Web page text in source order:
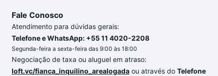
Fale Conosco
Atendimento para dúvidas gerais:
Telefone e WhatsApp: +55 11 4020-2208
Segunda-feira a sexta-feira das 9:00 às 18:00
Negociação de taxa ou aluguel em atraso:
loft.vc/fianca_inquilino_arealogada ou através do Telefone